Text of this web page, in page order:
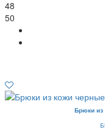
48
50
Брюки из